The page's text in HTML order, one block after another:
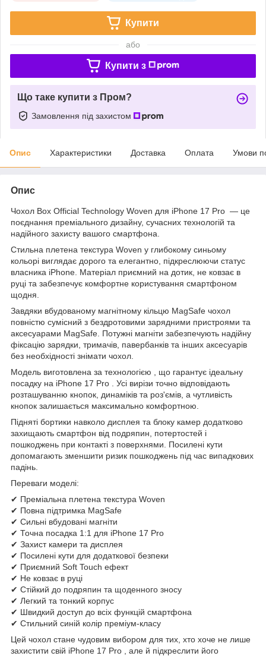
Купити
або
Купити з
Що таке купити з Пром?
Замовлення під захистом
Опис Характеристики Доставка Оплата Умови
Опис
Чохол Box Official Technology Woven для iPhone 17 Pro — це
поєднання преміального дизайну, сучасних технологій та
надійного захисту вашого смартфона.
Стильна плетена текстура Woven у глибокому синьому
кольорі виглядає дорого та елегантно, підкреслюючи статус
власника iPhone. Матеріал приємний на дотик, не ковзає в
руці та забезпечує комфортне користування смартфоном
щодня.
Завдяки вбудованому магнітному кільцю MagSafe чохол
повністю сумісний з бездротовими зарядними пристроями та
аксесуарами MagSafe. Потужні магніти забезпечують надійну
фіксацію зарядки, тримачів, павербанків та інших аксесуарів
без необхідності знімати чохол.
Модель виготовлена за технологією , що гарантує ідеальну
посадку на iPhone 17 Pro . Усі вирізи точно відповідають
розташуванню кнопок, динаміків та роз'ємів, а чутливість
кнопок залишається максимально комфортною.
Підняті бортики навколо дисплея та блоку камер додатково
захищають смартфон від подряпин, потертостей і
пошкоджень при контакті з поверхнями. Посилені кути
допомагають зменшити ризик пошкоджень під час випадкових
падінь.
Переваги моделі:
✔ Преміальна плетена текстура Woven
✔ Повна підтримка MagSafe
✔ Сильні вбудовані магніти
✔ Точна посадка 1:1 для iPhone 17 Pro
✔ Захист камери та дисплея
✔ Посилені кути для додаткової безпеки
✔ Приємний Soft Touch ефект
✔ Не ковзає в руці
✔ Стійкий до подряпин та щоденного зносу
✔ Легкий та тонкий корпус
✔ Швидкий доступ до всіх функцій смартфона
✔ Стильний синій колір преміум-класу
Цей чохол стане чудовим вибором для тих, хто хоче не лише
захистити свій iPhone 17 Pro , але й підкреслити його